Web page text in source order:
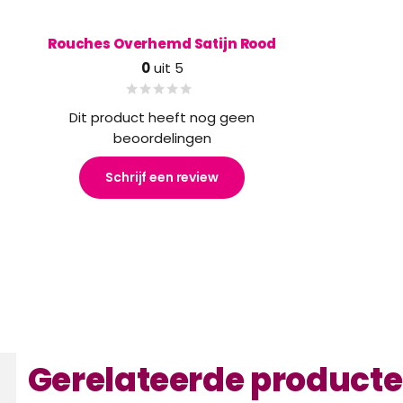
Rouches Overhemd Satijn Rood
0uit 5
Dit product heeft nog geen
beoordelingen
Schrijf een review
Gerelateerde